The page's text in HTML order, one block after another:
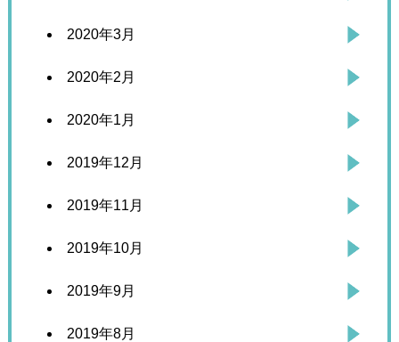
2020年3月
2020年2月
2020年1月
2019年12月
2019年11月
2019年10月
2019年9月
2019年8月